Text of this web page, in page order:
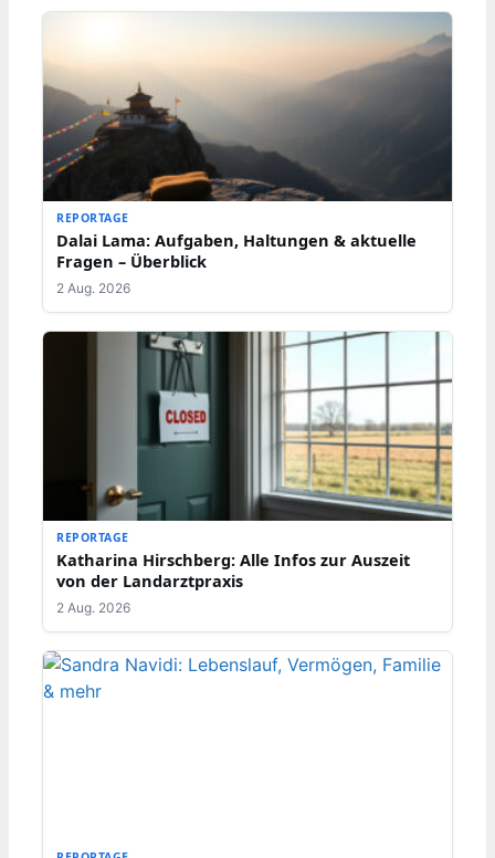
REPORTAGE
Dalai Lama: Aufgaben, Haltungen & aktuelle
Fragen – Überblick
2 Aug. 2026
REPORTAGE
Katharina Hirschberg: Alle Infos zur Auszeit
von der Landarztpraxis
2 Aug. 2026